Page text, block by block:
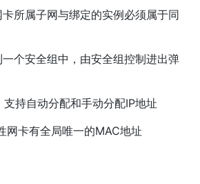
所属子网与绑定的实例必须属于同
个安全组中，由安全组控制进出弹
支持自动分配和手动分配IP地址
网卡有全局唯一的MAC地址